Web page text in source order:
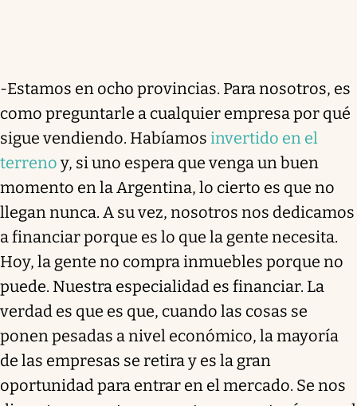
-Estamos en ocho provincias. Para nosotros, es
como preguntarle a cualquier empresa por qué
sigue vendiendo. Habíamos invertido en el
terreno y, si uno espera que venga un buen
momento en la Argentina, lo cierto es que no
llegan nunca. A su vez, nosotros nos dedicamos
a financiar porque es lo que la gente necesita.
Hoy, la gente no compra inmuebles porque no
puede. Nuestra especialidad es financiar. La
verdad es que es que, cuando las cosas se
ponen pesadas a nivel económico, la mayoría
de las empresas se retira y es la gran
oportunidad para entrar en el mercado. Se nos